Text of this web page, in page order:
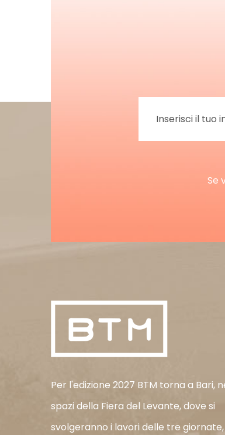
Se
Per l'edizione 2027 BTM torna a Bari,
spazi della Fiera del Levante, dove si
svolgeranno i lavori delle tre